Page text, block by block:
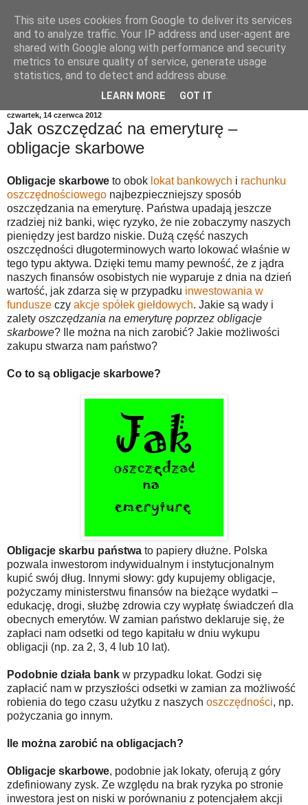
czwartek, 14 czerwca 2012
Jak oszczędzać na emeryturę –
obligacje skarbowe
Obligacje skarbowe to obok lokat bankowych i rachunku
oszczędnościowego najbezpieczniejszy sposób
oszczędzania na emeryturę. Państwa upadają jeszcze
rzadziej niż banki, więc ryzyko, że nie zobaczymy naszych
pieniędzy jest bardzo niskie. Dużą część naszych
oszczędności długoterminowych warto lokować właśnie w
tego typu aktywa. Dzięki temu mamy pewność, że z jądra
naszych finansów osobistych nie wyparuje z dnia na dzień
wartość, jak zdarza się w przypadku inwestowania w
fundusze czy akcje spółek giełdowych. Jakie są wady i
zalety oszczędzania na emeryturę poprzez obligacje
skarbowe? Ile można na nich zarobić? Jakie możliwości
zakupu stwarza nam państwo?
Co to są obligacje skarbowe?
Obligacje skarbu państwa to papiery dłużne. Polska
pozwala inwestorom indywidualnym i instytucjonalnym
kupić swój dług. Innymi słowy: gdy kupujemy obligacje,
pożyczamy ministerstwu finansów na bieżące wydatki –
edukację, drogi, służbę zdrowia czy wypłatę świadczeń dla
obecnych emerytów. W zamian państwo deklaruje się, że
zapłaci nam odsetki od tego kapitału w dniu wykupu
obligacji (np. za 2, 3, 4 lub 10 lat).
Podobnie działa bank w przypadku lokat. Godzi się
zapłacić nam w przyszłości odsetki w zamian za możliwość
robienia do tego czasu użytku z naszych oszczędności, np.
pożyczania go innym.
Ile można zarobić na obligacjach?
Obligacje skarbowe, podobnie jak lokaty, oferują z góry
zdefiniowany zysk. Ze względu na brak ryzyka po stronie
inwestora jest on niski w porównaniu z potencjałem akcji
This site uses cookies from Google to deliver its services
and to analyze traffic. Your IP address and user-agent are
shared with Google along with performance and security
metrics to ensure quality of service, generate usage
statistics, and to detect and address abuse.
LEARN MORE GOT IT